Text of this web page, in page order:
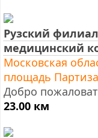
Рузский
медицинский
Московская
площадь
Добро
23.00 км